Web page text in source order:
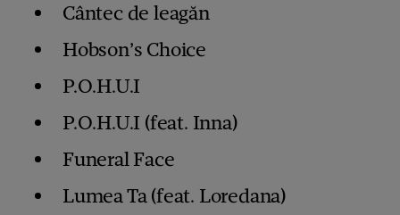
Cântec de leagăn
Hobson’s Choice
P.O.H.U.I
P.O.H.U.I (feat. Inna)
Funeral Face
Lumea Ta (feat. Loredana)